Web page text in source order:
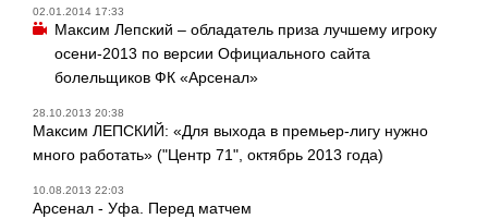
02.01.2014 17:33
Максим Лепский – обладатель приза лучшему игроку
осени-2013 по версии Официального сайта
болельщиков ФК «Арсенал»
28.10.2013 20:38
Максим ЛЕПСКИЙ: «Для выхода в премьер-лигу нужно
много работать» ("Центр 71", октябрь 2013 года)
10.08.2013 22:03
Арсенал - Уфа. Перед матчем